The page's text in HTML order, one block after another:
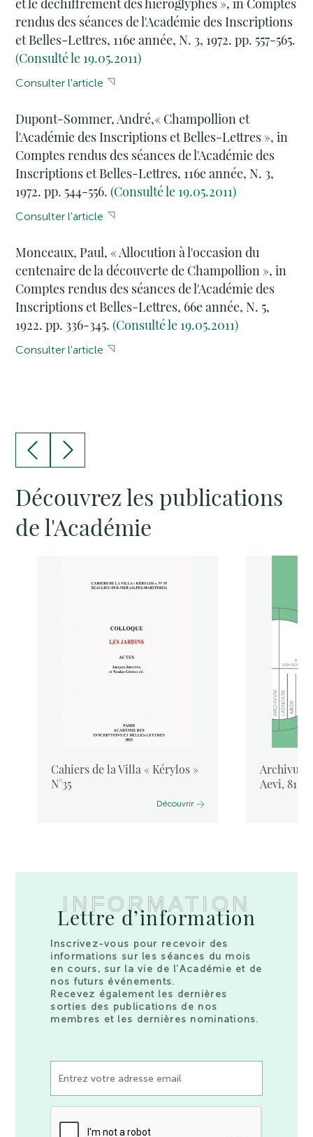
et le déchiffrement des hiéroglyphes », in Comptes
rendus des séances de l'Académie des Inscriptions
et Belles-Lettres, 116e année, N. 3, 1972. pp. 557-565.
(Consulté le 19.05.2011)
Consulter l'article
Dupont-Sommer, André,« Champollion et
l'Académie des Inscriptions et Belles-Lettres », in
Comptes rendus des séances de l'Académie des
Inscriptions et Belles-Lettres, 116e année, N. 3,
1972. pp. 544-556.(Consulté le 19.05.2011)
Consulter l'article
Monceaux, Paul, « Allocution à l'occasion du
centenaire de la découverte de Champollion », in
Comptes rendus des séances de l'Académie des
Inscriptions et Belles-Lettres, 66e année, N. 5,
1922. pp. 336-345.(Consulté le 19.05.2011)
Consulter l'article
Découvrez les publications
de l'Académie
Cahiers de la Villa « Kérylos »
N°35
Découvrir
Aevi, 81,
INFORMATION
Lettre d’information
Inscrivez-vous pour recevoir des
informations sur les séances du mois
en cours, sur la vie de l’Académie et de
nos futurs événements.
Recevez également les dernières
sorties des publications de nos
membres et les dernières nominations.